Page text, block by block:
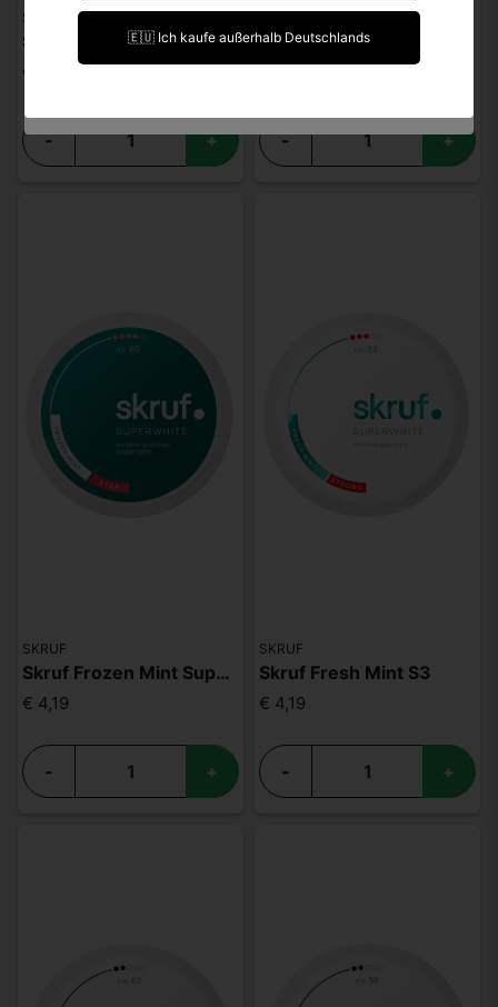
SKRUF
Skruf Fresh Mint S4
€ 4,19
- +
Skruf Purple Cassic S3
€ 4,19
- +
SKRUF
Skruf Frozen Mint Superslim S4
€ 4,19
- +
SKRUF
Skruf Fresh Mint S3
€ 4,19
- +
Ich bin über 18 Jahre alt.
Ich bin unter 18 Jahre alt.
🇪🇺 Ich kaufe außerhalb Deutschlands